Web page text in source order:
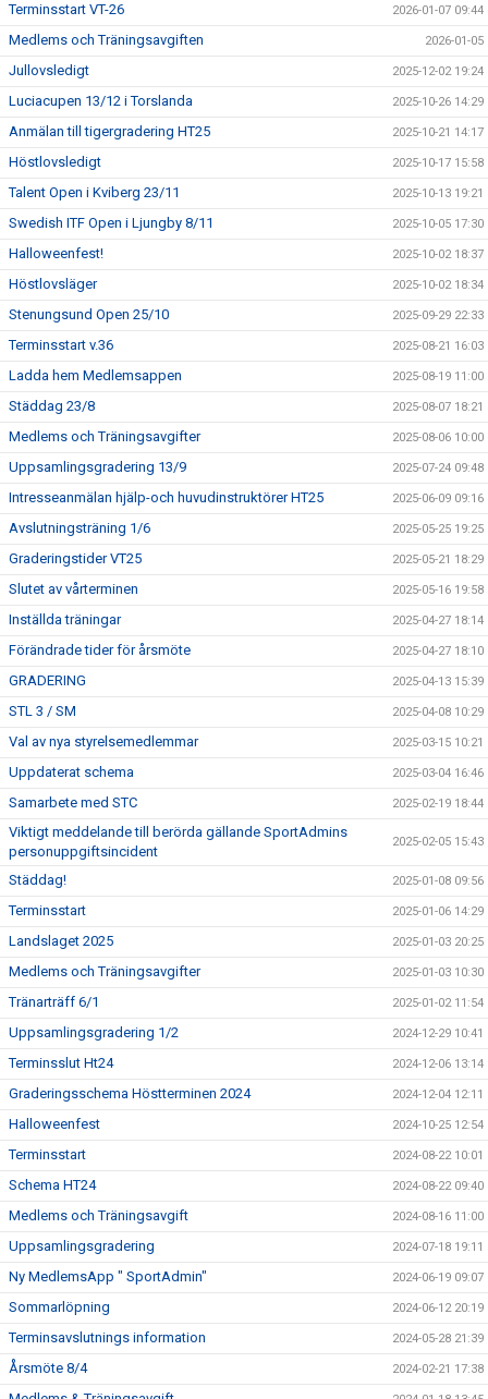
Terminsstart VT-26 2026-01-07 09:44
Medlems och Träningsavgiften 2026-01-05
Jullovsledigt 2025-12-02 19:24
Luciacupen 13/12 i Torslanda 2025-10-26 14:29
Anmälan till tigergradering HT25 2025-10-21 14:17
Höstlovsledigt 2025-10-17 15:58
Talent Open i Kviberg 23/11 2025-10-13 19:21
Swedish ITF Open i Ljungby 8/11 2025-10-05 17:30
Halloweenfest! 2025-10-02 18:37
Höstlovsläger 2025-10-02 18:34
Stenungsund Open 25/10 2025-09-29 22:33
Terminsstart v.36 2025-08-21 16:03
Ladda hem Medlemsappen 2025-08-19 11:00
Städdag 23/8 2025-08-07 18:21
Medlems och Träningsavgifter 2025-08-06 10:00
Uppsamlingsgradering 13/9 2025-07-24 09:48
Intresseanmälan hjälp-och huvudinstruktörer HT25 2025-06-09 09:16
Avslutningsträning 1/6 2025-05-25 19:25
Graderingstider VT25 2025-05-21 18:29
Slutet av vårterminen 2025-05-16 19:58
Inställda träningar 2025-04-27 18:14
Förändrade tider för årsmöte 2025-04-27 18:10
GRADERING 2025-04-13 15:39
STL 3 / SM 2025-04-08 10:29
Val av nya styrelsemedlemmar 2025-03-15 10:21
Uppdaterat schema 2025-03-04 16:46
Samarbete med STC 2025-02-19 18:44
Viktigt meddelande till berörda gällande SportAdmins
personuppgiftsincident
2025-02-05 15:43
Städdag! 2025-01-08 09:56
Terminsstart 2025-01-06 14:29
Landslaget 2025 2025-01-03 20:25
Medlems och Träningsavgifter 2025-01-03 10:30
Tränarträff 6/1 2025-01-02 11:54
Uppsamlingsgradering 1/2 2024-12-29 10:41
Terminsslut Ht24 2024-12-06 13:14
Graderingsschema Höstterminen 2024 2024-12-04 12:11
Halloweenfest 2024-10-25 12:54
Terminsstart 2024-08-22 10:01
Schema HT24 2024-08-22 09:40
Medlems och Träningsavgift 2024-08-16 11:00
Uppsamlingsgradering 2024-07-18 19:11
Ny MedlemsApp " SportAdmin" 2024-06-19 09:07
Sommarlöpning 2024-06-12 20:19
Terminsavslutnings information 2024-05-28 21:39
Årsmöte 8/4 2024-02-21 17:38